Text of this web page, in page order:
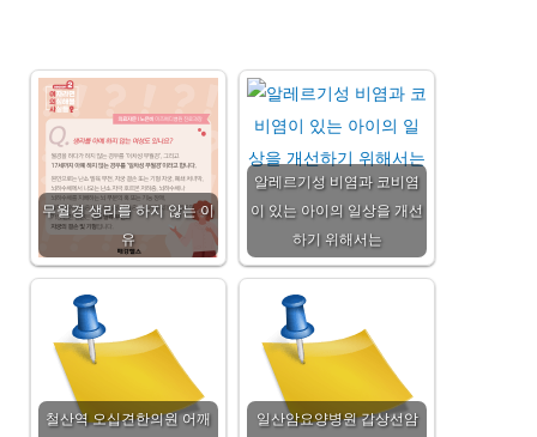
무월경 생리를 하지 않는 이
유
알레르기성 비염과 코비염
이 있는 아이의 일상을 개선
하기 위해서는
철산역 오십견한의원 어깨
일산암요양병원 갑상선암